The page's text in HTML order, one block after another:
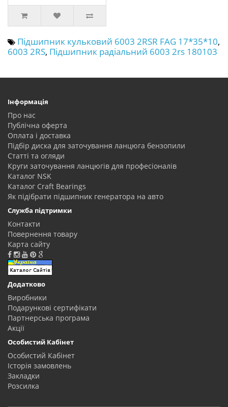
Підшипник кульковий 6003 2RSR FAG 17*35*10,
6003 2RS, Підшипник радіальний 6003 2rs 180103
Інформація
Про нас
Публічна оферта
Оплата і доставка
Підбір диска для заточування ланцюга бензопили
Статті та огляди
Круги заточування ланцюгів для професіоналів
Каталог NSK
Каталог Craft Bearings
Як підібрати підшипник генератора на авто
Служба підтримки
Контакти
Повернення товару
Карта сайту
Додатково
Виробники
Подарункові сертифікати
Партнерська програма
Акції
Особистий Кабінет
Особистий Кабінет
Історія замовлень
Закладки
Розсилка